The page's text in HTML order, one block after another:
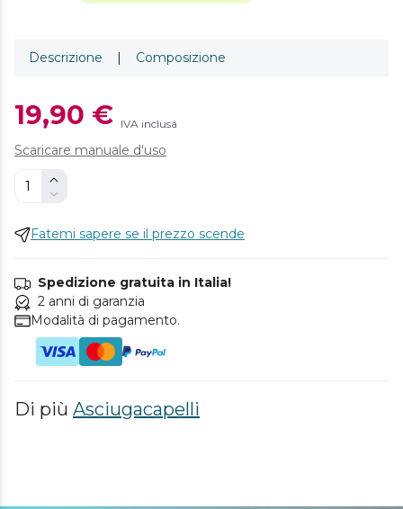
Descrizione | Composizione
19,90 € IVA inclusa
Scaricare manuale d'uso
Fatemi sapere se il prezzo scende
Spedizione gratuita in Italia!
2 anni di garanzia
Modalità di pagamento.
Di più Asciugacapelli